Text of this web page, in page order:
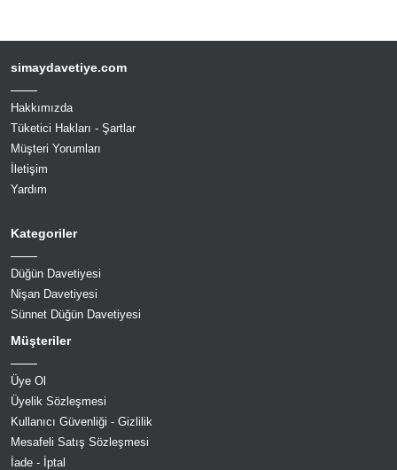
simaydavetiye.com
Hakkımızda
Tüketici Hakları - Şartlar
Müşteri Yorumları
İletişim
Yardım
Kategoriler
Düğün Davetiyesi
Nişan Davetiyesi
Sünnet Düğün Davetiyesi
Müşteriler
Üye Ol
Üyelik Sözleşmesi
Kullanıcı Güvenliği - Gizlilik
Mesafeli Satış Sözleşmesi
İade - İptal